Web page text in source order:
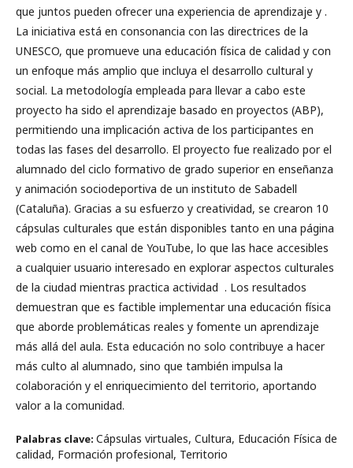
que juntos pueden ofrecer una experiencia de aprendizaje y .
La iniciativa está en consonancia con las directrices de la
UNESCO, que promueve una educación física de calidad y con
un enfoque más amplio que incluya el desarrollo cultural y
social. La metodología empleada para llevar a cabo este
proyecto ha sido el aprendizaje basado en proyectos (ABP),
permitiendo una implicación activa de los participantes en
todas las fases del desarrollo. El proyecto fue realizado por el
alumnado del ciclo formativo de grado superior en enseñanza
y animación sociodeportiva de un instituto de Sabadell
(Cataluña). Gracias a su esfuerzo y creatividad, se crearon 10
cápsulas culturales que están disponibles tanto en una página
web como en el canal de YouTube, lo que las hace accesibles
a cualquier usuario interesado en explorar aspectos culturales
de la ciudad mientras practica actividad . Los resultados
demuestran que es factible implementar una educación física
que aborde problemáticas reales y fomente un aprendizaje
más allá del aula. Esta educación no solo contribuye a hacer
más culto al alumnado, sino que también impulsa la
colaboración y el enriquecimiento del territorio, aportando
valor a la comunidad.
Palabras clave: Cápsulas virtuales, Cultura, Educación Física de
calidad, Formación profesional, Territorio